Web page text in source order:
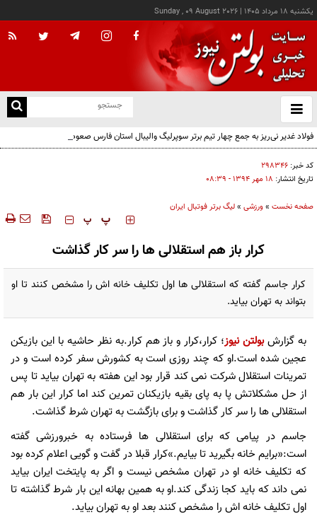
يکشنبه ۱۸ مرداد ۱۴۰۵ |
Sunday , 09 August 2026
باز
و
فولاد غدیر نی‌ریز به جمع چهار تیم برتر سوپرلیگ والیبال استان فارس صعود کرد
کد خبر: ۲۹۸۳۴۶
تاریخ انتشار: ۱۸ مهر ۱۳۹۴ - ۰۸:۳۹
صفحه نخست »ورزشی »لیگ برتر فوتبال ایران
‍‍‍ پ پ
کرار باز هم استقلالی ها را سر کار گذاشت
کرار جاسم گفته که استقلالی ها اول تکلیف خانه اش را مشخص کنند تا او
بتواند به تهران بیاید.
به گزارشبولتن نیوز؛ کرار،کرار و باز هم کرار.به نظر حاشیه با این بازیکن
عجین شده است.او که چند روزی است به کشورش سفر کرده است و در
تمرینات استقلال شرکت نمی کند قرار بود این هفته به تهران بیاید تا پس
از حل مشکلاتش پا به پای بقیه بازیکنان تمرین کند اما کرار این بار هم
استقلالی ها را سر کار گذاشت و برای بازگشت به تهران شرط گذاشت.
جاسم در پیامی که برای استقلالی ها فرستاده به خبرورزشی گفته
است:«برایم خانه بگیرید تا بیایم.»کرار قبلا در گفت و گویی اعلام کرده بود
که تکلیف خانه او در تهران مشخص نیست و اگر به پایتخت ایران بیاید
نمی داند که باید کجا زندگی کند.او به همین بهانه این بار شرط گذاشته تا
اول تکلیف خانه اش را مشخص کنند بعد او به تهران بیاید.